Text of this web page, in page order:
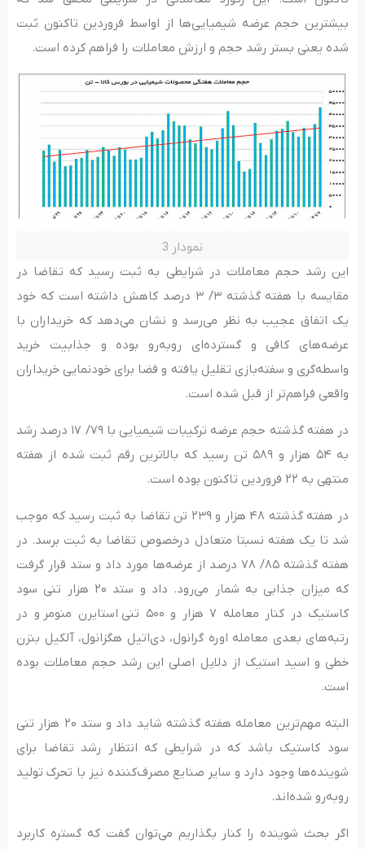
بیشترین حجم عرضه شیمیایی‌ها از اواسط فروردین تاکنون ثبت
شده یعنی بستر رشد حجم و ارزش معاملات را فراهم کرده است.
نمودار 3
این رشد حجم معاملات در شرایطی به ثبت رسید که تقاضا در
مقایسه با هفته گذشته ۳/ ۳ درصد کاهش داشته است که خود
یک اتفاق عجیب به نظر می‌رسد و نشان می‌دهد که خریداران با
عرضه‌های کافی و گسترده‌ای روبه‌رو بوده و جذابیت خرید
واسطه‌گری و سفته‌بازی تقلیل یافته و فضا برای خودنمایی خریداران
واقعی فراهم‌تر از قبل شده است.
در هفته گذشته حجم عرضه ترکیبات شیمیایی با ۷۹/ ۱۷ درصد رشد
به ۵۴ هزار و ۵۸۹ تن رسید که بالاترین رقم ثبت شده از هفته
منتهی به ۲۲ فروردین تاکنون بوده است.
در هفته گذشته ۴۸ هزار و ۲۳۹ تن تقاضا به ثبت رسید که موجب
شد تا یک هفته نسبتا متعادل درخصوص تقاضا به ثبت برسد. در
هفته گذشته ۸۵/ ۷۸ درصد از عرضه‌ها مورد داد و ستد قرار گرفت
که میزان جذابی به شمار می‌رود. داد و ستد ۲۰ هزار تنی سود
کاستیک در کنار معامله ۷ هزار و ۵۰۰ تنی استایرن منومر و در
رتبه‌های بعدی معامله اوره گرانول، دی‌اتیل هگزانول، آلکیل بنزن
خطی و اسید استیک از دلایل اصلی این رشد حجم معاملات بوده
است.
البته مهم‌ترین معامله هفته گذشته شاید داد و ستد ۲۰ هزار تنی
سود کاستیک باشد که در شرایطی که انتظار رشد تقاضا برای
شوینده‌ها وجود دارد و سایر صنایع مصرف‌کننده نیز با تحرک تولید
روبه‌رو شده‌اند.
اگر بحث شوینده را کنار بگذاریم می‌توان گفت که گستره کاربرد